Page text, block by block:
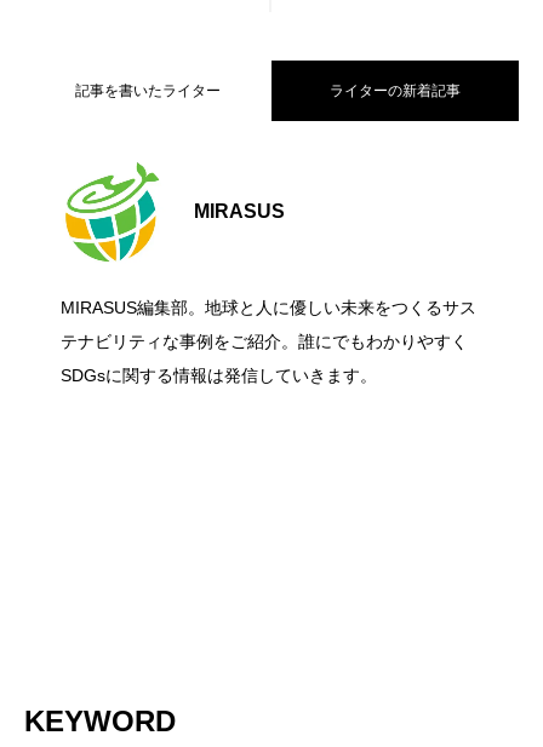
記事を書いたライター ライターの新着記事
MIRASUS
MIRASUS編集部。地球と人に優しい未来をつくるサス
テナビリティな事例をご紹介。誰にでもわかりやすく
SDGsに関する情報は発信していきます。
2026.07.06
ペ「Floating Wind Challenge」に挑戦
2026.06.27
ステナブルな選び方と今日からできるこ
2026.06.27 グリーンリカバリーとは？ 経済復興と脱
KEYWORD